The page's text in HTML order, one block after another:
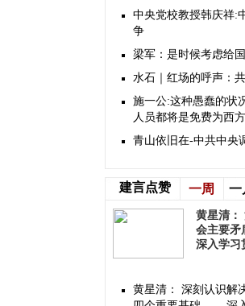
中央党校教授韩庆祥:
争
梁军：是时候考虑给
水石｜红场的呼声：
施一公:这种愚蠢的状
人员都将是免费为西方
青山依旧在-中共中央
建言点赞 一周 一
黄星清：
会主要
深入学习
黄星清： 深刻认识解